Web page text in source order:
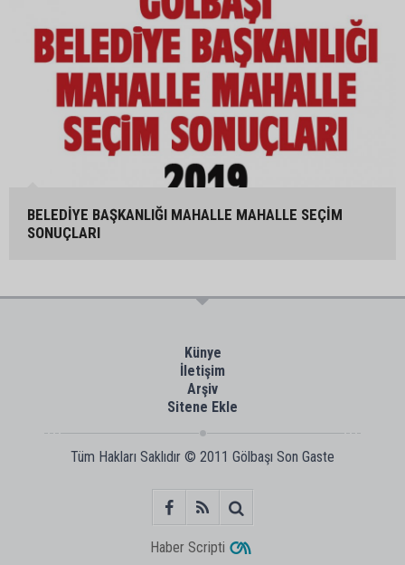
BELEDİYE BAŞKANLIĞI MAHALLE MAHALLE SEÇİM
SONUÇLARI
Künye
İletişim
Arşiv
Sitene Ekle
Tüm Hakları Saklıdır © 2011 Gölbaşı Son Gaste
Haber Scripti